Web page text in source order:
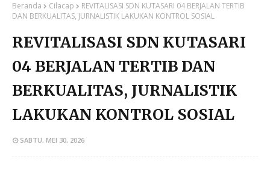
Beranda Cilacap
REVITALISASI SDN KUTASARI 04 BERJALAN TERTIB
DAN BERKUALITAS, JURNALISTIK LAKUKAN KONTROL SOSIAL
REVITALISASI SDN KUTASARI
04 BERJALAN TERTIB DAN
BERKUALITAS, JURNALISTIK
LAKUKAN KONTROL SOSIAL
SABTU, MEI 30, 2026